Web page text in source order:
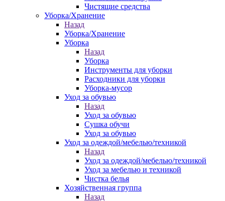
Чистящие средства
Уборка/Хранение
Назад
Уборка/Хранение
Уборка
Назад
Уборка
Инструменты для уборки
Расходники для уборки
Уборка-мусор
Уход за обувью
Назад
Уход за обувью
Сушка обучи
Уход за обувью
Уход за одеждой/мебелью/техникой
Назад
Уход за одеждой/мебелью/техникой
Уход за мебелью и техникой
Чистка белья
Хозяйственная группа
Назад